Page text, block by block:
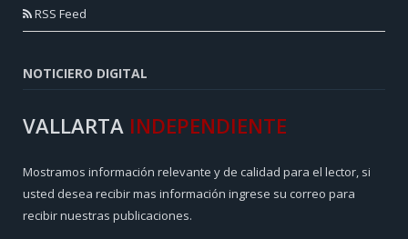
RSS Feed
NOTICIERO DIGITAL
VALLARTA INDEPENDIENTE
Mostramos información relevante y de calidad para el lector, si
usted desea recibir mas información ingrese su correo para
recibir nuestras publicaciones.